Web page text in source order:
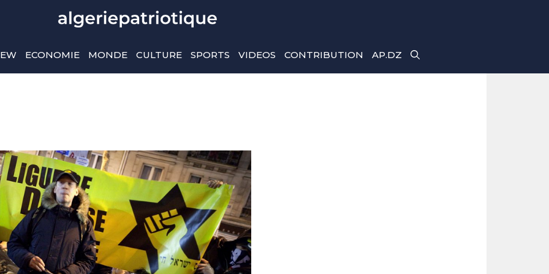
ECONOMIE MONDE CULTURE SPORTS VIDEOS CONTRIBUTION AP.DZ